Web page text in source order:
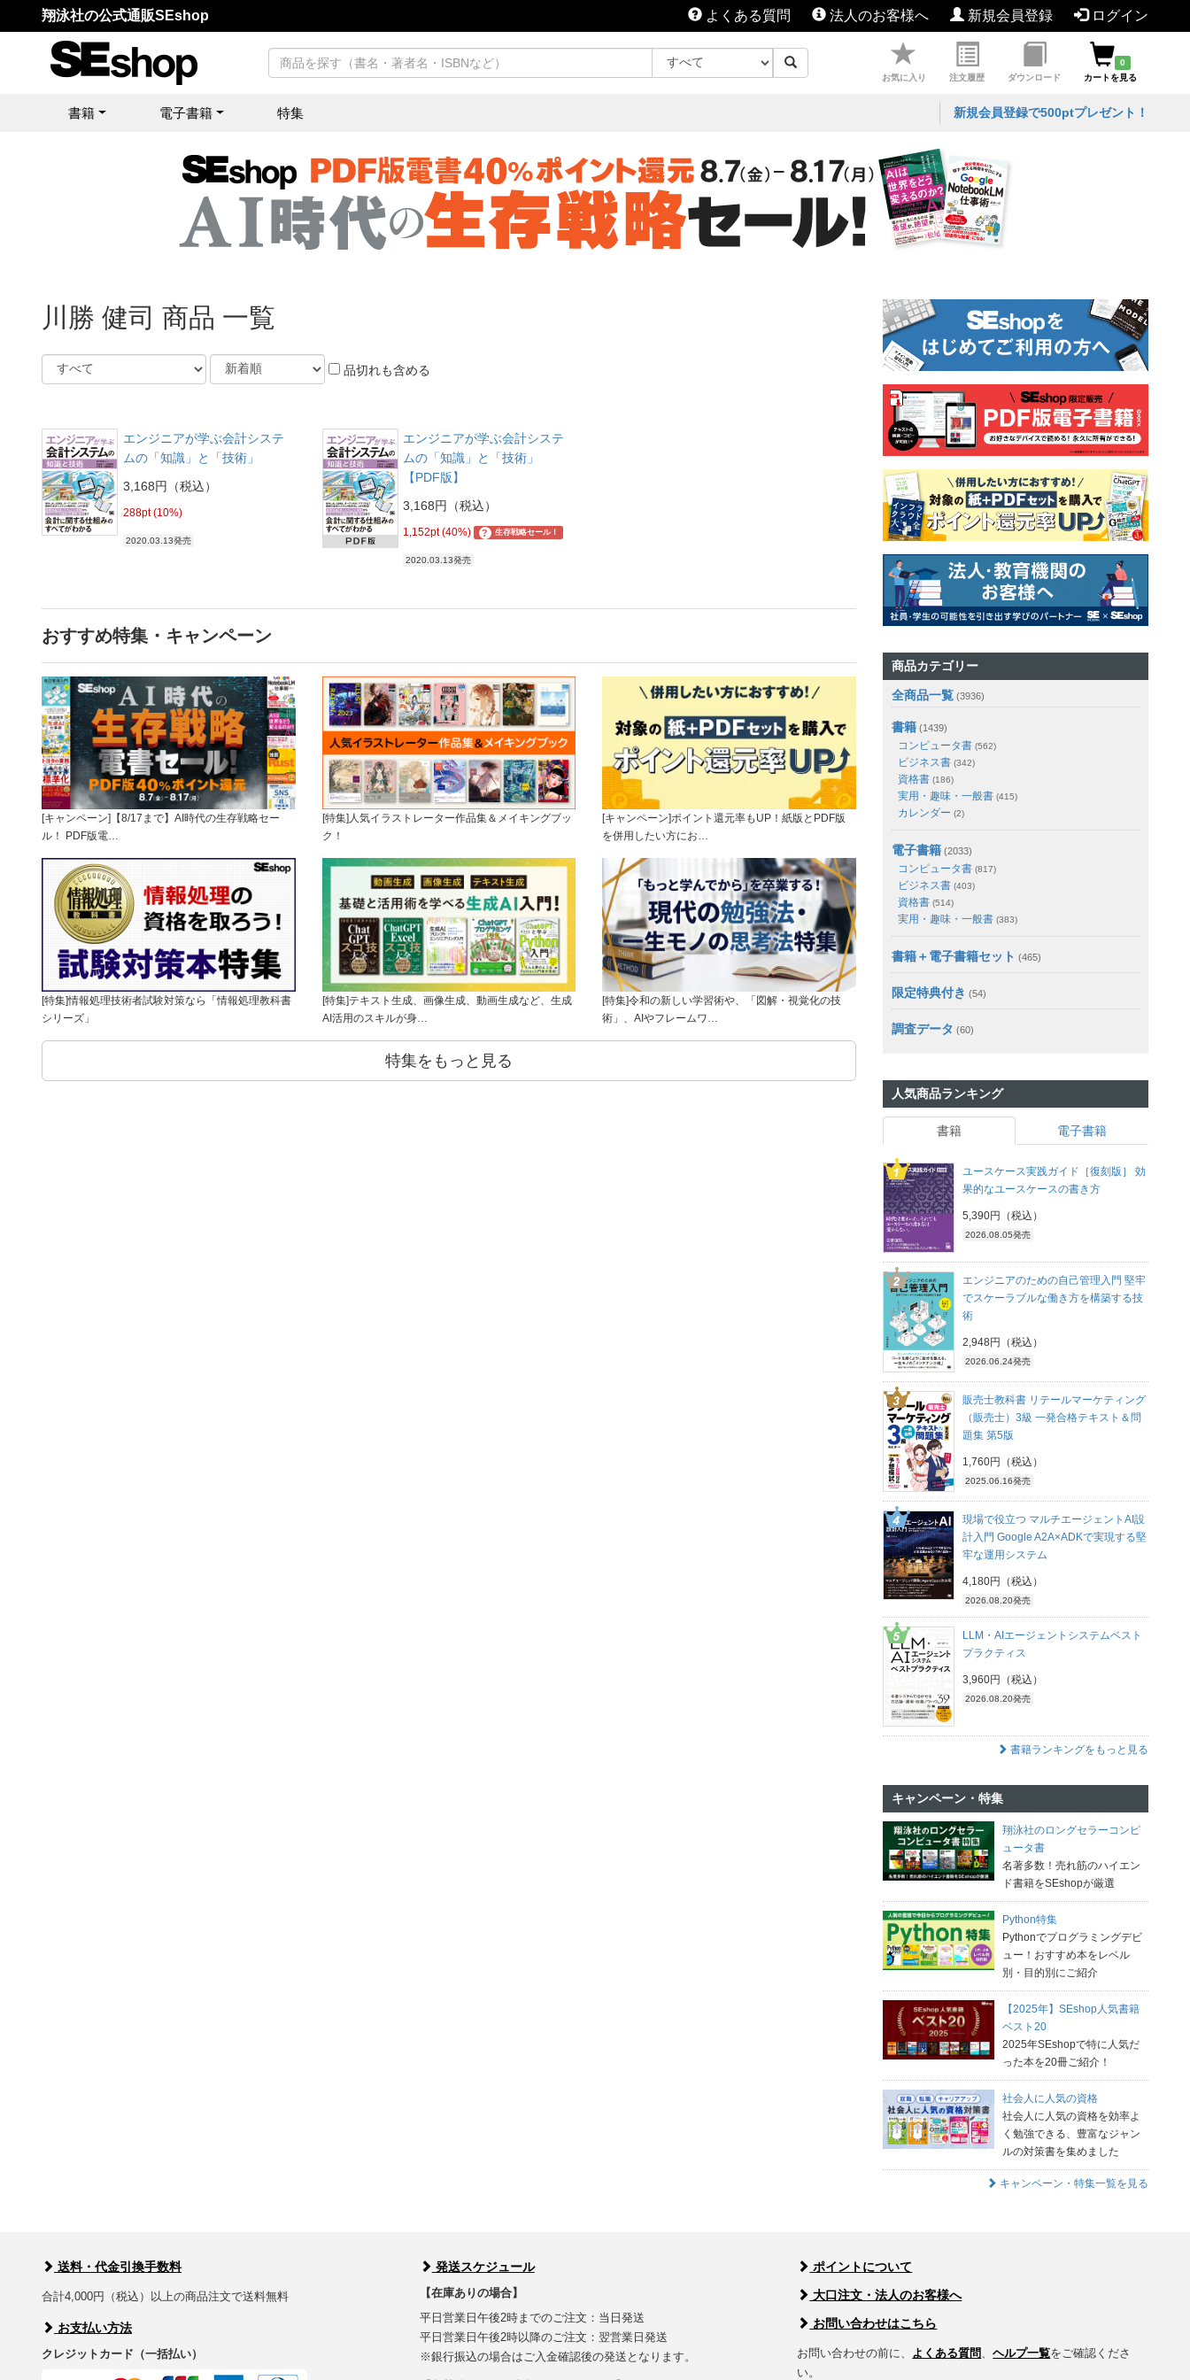
翔泳社の公式通販SEshop よくある質問 法人のお客様へ 新規会員登録 ログイン
お気に入り 注文履歴 ダウンロード
0
カートを見る
書籍 電子書籍 特集 新規会員登録で500ptプレゼント！
川勝 健司 商品 一覧
品切れも含める
エンジニアが学ぶ会計システ
ムの「知識」と「技術」
3,168円（税込）
288pt (10%)
2020.03.13発売
エンジニアが学ぶ会計システ
ムの「知識」と「技術」
【PDF版】
3,168円（税込）
1,152pt (40%) ? 生存戦略セール！
2020.03.13発売
おすすめ特集・キャンペーン
[キャンペーン]【8/17まで】AI時代の生存戦略セー
ル！ PDF版電…
[特集]人気イラストレーター作品集＆メイキングブッ
ク！
[キャンペーン]ポイント還元率もUP！紙版とPDF版
を併用したい方にお…
[特集]情報処理技術者試験対策なら「情報処理教科書
シリーズ」
[特集]テキスト生成、画像生成、動画生成など、生成
AI活用のスキルが身…
[特集]令和の新しい学習術や、「図解・視覚化の技
術」、AIやフレームワ…
特集をもっと見る
商品カテゴリー
全商品一覧 (3936)
書籍 (1439)
コンピュータ書 (562)
ビジネス書 (342)
資格書 (186)
実用・趣味・一般書 (415)
カレンダー (2)
電子書籍 (2033)
コンピュータ書 (817)
ビジネス書 (403)
資格書 (514)
実用・趣味・一般書 (383)
書籍＋電子書籍セット (465)
限定特典付き (54)
調査データ (60)
人気商品ランキング
書籍 電子書籍
ユースケース実践ガイド［復刻版］ 効
果的なユースケースの書き方
5,390円（税込）
2026.08.05発売
エンジニアのための自己管理入門 堅牢
でスケーラブルな働き方を構築する技
術
2,948円（税込）
2026.06.24発売
販売士教科書 リテールマーケティング
（販売士）3級 一発合格テキスト＆問
題集 第5版
1,760円（税込）
2025.06.16発売
現場で役立つ マルチエージェントAI設
計入門 Google A2A×ADKで実現する堅
牢な運用システム
4,180円（税込）
2026.08.20発売
LLM・AIエージェントシステムベスト
プラクティス
3,960円（税込）
2026.08.20発売
書籍ランキングをもっと見る
キャンペーン・特集
翔泳社のロングセラーコンピ
ュータ書
名著多数！売れ筋のハイエン
ド書籍をSEshopが厳選
Python特集
Pythonでプログラミングデビ
ュー！おすすめ本をレベル
別・目的別にご紹介
【2025年】SEshop人気書籍
ベスト20
2025年SEshopで特に人気だ
った本を20冊ご紹介！
社会人に人気の資格
社会人に人気の資格を効率よ
く勉強できる、豊富なジャン
ルの対策書を集めました
キャンペーン・特集一覧を見る
送料・代金引換手数料
合計4,000円（税込）以上の商品注文で送料無料
お支払い方法
クレジットカード（一括払い）
発送スケジュール
【在庫ありの場合】
平日営業日午後2時までのご注文：当日発送
平日営業日午後2時以降のご注文：翌営業日発送
※銀行振込の場合はご入金確認後の発送となります。
ポイントについて
大口注文・法人のお客様へ
お問い合わせはこちら
お問い合わせの前に、 よくある質問、ヘルプ一覧をご確認くださ
い。